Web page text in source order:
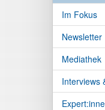
Im Fokus
Newsletter
Mediathek
Interviews